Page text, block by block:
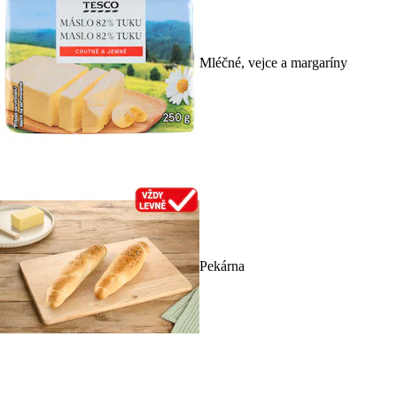
Mléčné, vejce a margaríny
Pekárna